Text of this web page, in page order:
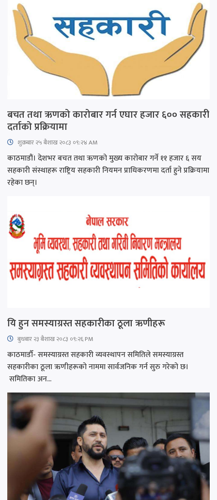
बचत तथा ऋणको कारोबार गर्न एघार हजार ६०० सहकारी
दर्ताको प्रक्रियामा
शुक्रबार​ २५ बैशाख २०८३ ०९:२४ AM
काठमाडौं। देशभर बचत तथा ऋणको मुख्य कारोबार गर्ने ११ हजार ६ सय
सहकारी संस्थाहरू राष्ट्रिय सहकारी नियमन प्राधिकरणमा दर्ता हुने प्रक्रियामा
रहेका छन्।
यि हुन समस्याग्रस्त सहकारीका ठूला ऋणीहरू
बुधबार २३ बैशाख २०८३ ०९:२६ PM
काठमाडौँ- समस्याग्रस्त सहकारी व्यवस्थापन समितिले समस्याग्रस्त
सहकारीका ठूला ऋणीहरूको नाममा सार्वजनिक गर्न सुरु गरेको छ।
समितिका अन...